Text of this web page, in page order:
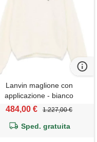
Lanvin maglione con
applicazione - bianco
484,00 € 1.227,00 €
Sped. gratuita